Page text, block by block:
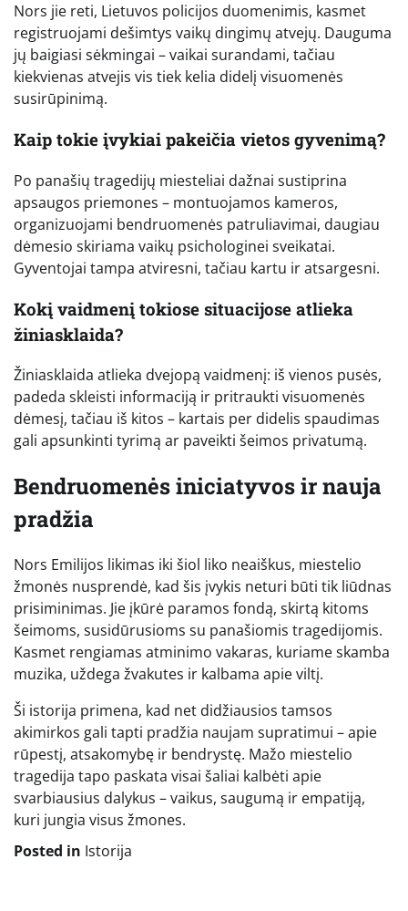
Nors jie reti, Lietuvos policijos duomenimis, kasmet
registruojami dešimtys vaikų dingimų atvejų. Dauguma
jų baigiasi sėkmingai – vaikai surandami, tačiau
kiekvienas atvejis vis tiek kelia didelį visuomenės
susirūpinimą.
Kaip tokie įvykiai pakeičia vietos gyvenimą?
Po panašių tragedijų miesteliai dažnai sustiprina
apsaugos priemones – montuojamos kameros,
organizuojami bendruomenės patruliavimai, daugiau
dėmesio skiriama vaikų psichologinei sveikatai.
Gyventojai tampa atviresni, tačiau kartu ir atsargesni.
Kokį vaidmenį tokiose situacijose atlieka
žiniasklaida?
Žiniasklaida atlieka dvejopą vaidmenį: iš vienos pusės,
padeda skleisti informaciją ir pritraukti visuomenės
dėmesį, tačiau iš kitos – kartais per didelis spaudimas
gali apsunkinti tyrimą ar paveikti šeimos privatumą.
Bendruomenės iniciatyvos ir nauja
pradžia
Nors Emilijos likimas iki šiol liko neaiškus, miestelio
žmonės nusprendė, kad šis įvykis neturi būti tik liūdnas
prisiminimas. Jie įkūrė paramos fondą, skirtą kitoms
šeimoms, susidūrusioms su panašiomis tragedijomis.
Kasmet rengiamas atminimo vakaras, kuriame skamba
muzika, uždega žvakutes ir kalbama apie viltį.
Ši istorija primena, kad net didžiausios tamsos
akimirkos gali tapti pradžia naujam supratimui – apie
rūpestį, atsakomybę ir bendrystę. Mažo miestelio
tragedija tapo paskata visai šaliai kalbėti apie
svarbiausius dalykus – vaikus, saugumą ir empatiją,
kuri jungia visus žmones.
Posted in Istorija